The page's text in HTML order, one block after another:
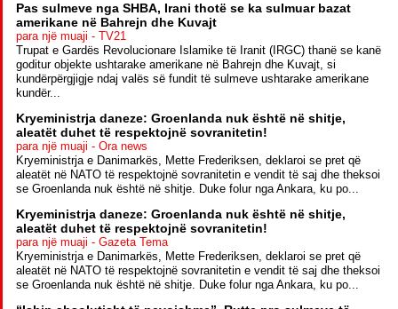
Pas sulmeve nga SHBA, Irani thotë se ka sulmuar bazat
amerikane në Bahrejn dhe Kuvajt
para një muaji - TV21
Trupat e Gardës Revolucionare Islamike të Iranit (IRGC) thanë se kanë
goditur objekte ushtarake amerikane në Bahrejn dhe Kuvajt, si
kundërpërgjigje ndaj valës së fundit të sulmeve ushtarake amerikane
kundër...
Kryeministrja daneze: Groenlanda nuk është në shitje,
aleatët duhet të respektojnë sovranitetin!
para një muaji - Ora news
Kryeministrja e Danimarkës, Mette Frederiksen, deklaroi se pret që
aleatët në NATO të respektojnë sovranitetin e vendit të saj dhe theksoi
se Groenlanda nuk është në shitje. Duke folur nga Ankara, ku po...
Kryeministrja daneze: Groenlanda nuk është në shitje,
aleatët duhet të respektojnë sovranitetin!
para një muaji - Gazeta Tema
Kryeministrja e Danimarkës, Mette Frederiksen, deklaroi se pret që
aleatët në NATO të respektojnë sovranitetin e vendit të saj dhe theksoi
se Groenlanda nuk është në shitje. Duke folur nga Ankara, ku po...